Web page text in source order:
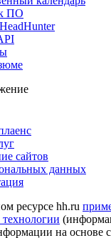
ПО
сайтов
данных
ресурсе hh.ru
на основе